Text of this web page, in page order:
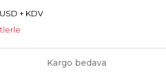
+ KDV
Kargo bedava